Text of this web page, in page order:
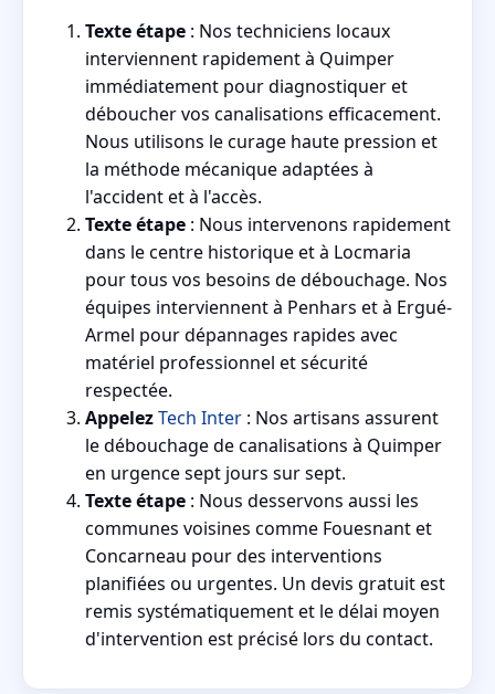
Texte étape : Nos techniciens locaux
interviennent rapidement à Quimper
immédiatement pour diagnostiquer et
déboucher vos canalisations efficacement.
Nous utilisons le curage haute pression et
la méthode mécanique adaptées à
l'accident et à l'accès.
Texte étape : Nous intervenons rapidement
dans le centre historique et à Locmaria
pour tous vos besoins de débouchage. Nos
équipes interviennent à Penhars et à Ergué-
Armel pour dépannages rapides avec
matériel professionnel et sécurité
respectée.
AppelezTech Inter : Nos artisans assurent
le débouchage de canalisations à Quimper
en urgence sept jours sur sept.
Texte étape : Nous desservons aussi les
communes voisines comme Fouesnant et
Concarneau pour des interventions
planifiées ou urgentes. Un devis gratuit est
remis systématiquement et le délai moyen
d'intervention est précisé lors du contact.